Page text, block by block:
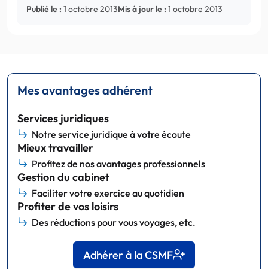
Publié le : 1 octobre 2013Mis à jour le : 1 octobre 2013
Mes avantages adhérent
Services juridiques
Notre service juridique à votre écoute
Mieux travailler
Profitez de nos avantages professionnels
Gestion du cabinet
Faciliter votre exercice au quotidien
Profiter de vos loisirs
Des réductions pour vous voyages, etc.
Adhérer à la CSMF